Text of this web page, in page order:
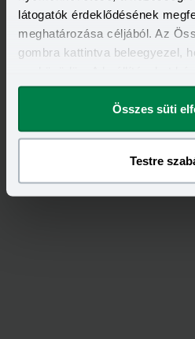
látogatók érdeklődésének
meghatározása céljából. Az
gombra kattintva beleegyezel,
megváltoztathatod.
Összes süti
Testre
Értékeldaz
4,13